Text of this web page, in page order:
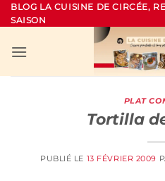
Passer
au
BLOG LA CUISINE DE CIRCÉE,
SAISON
PLAT
Tortilla
PUBLIÉ LE 13 FÉVRIER 2009